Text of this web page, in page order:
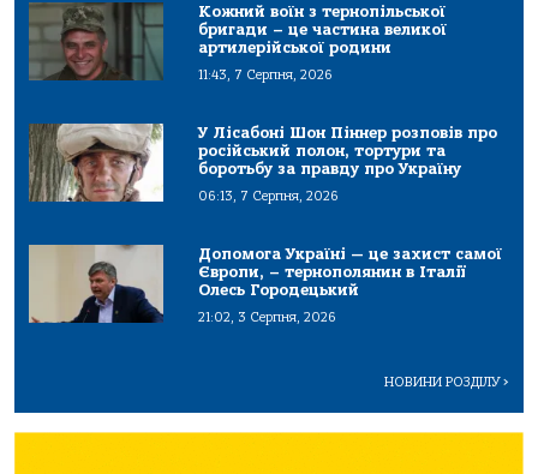
Кожний воїн з тернопільської
бригади – це частина великої
артилерійської родини
11:43, 7 Серпня, 2026
У Лісабоні Шон Піннер розповів про
російський полон, тортури та
боротьбу за правду про Україну
06:13, 7 Серпня, 2026
Допомога Україні — це захист самої
Європи, – тернополянин в Італії
Олесь Городецький
21:02, 3 Серпня, 2026
НОВИНИ РОЗДІЛУ>